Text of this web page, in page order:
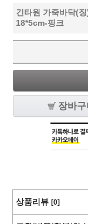
긴타원 가죽바닥(징
18*5cm-핑크
장바구
상품리뷰 [0]